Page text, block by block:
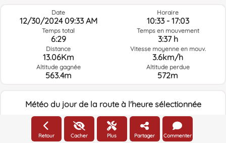
Date
12/30/2024 09:33 AM
Temps total
6:29
Distance
13.06Km
Altitude gagnée
563.4m
Horaire
10:33 - 17:03
Temps en mouvement
3:37 h
Vitesse moyenne en mouv.
3.6km/h
Altitude perdue
572m
Météo du jour de la route à l'heure sélectionnée
09:00
Retour Cacher Plus Partager Commenter